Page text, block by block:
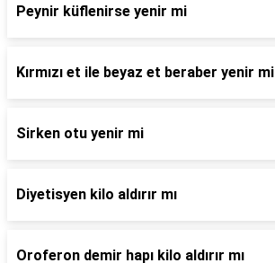
Peynir küflenirse yenir mi
Kırmızı et ile beyaz et beraber yenir mi
Sirken otu yenir mi
Diyetisyen kilo aldırır mı
Oroferon demir hapı kilo aldırır mı